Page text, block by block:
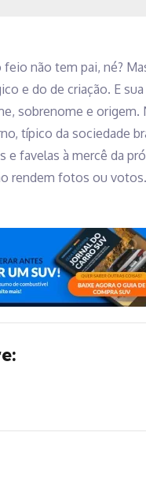
não tem pai, né?
e do de criação. E
sobrenome e origem.
típico da sociedade
e favelas à mercê da
rendem fotos ou votos.